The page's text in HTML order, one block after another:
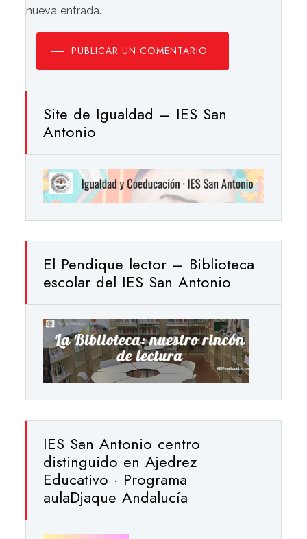
nueva entrada.
PUBLICAR UN COMENTARIO
Site de Igualdad – IES San
Antonio
El Pendique lector – Biblioteca
escolar del IES San Antonio
IES San Antonio centro
distinguido en Ajedrez
Educativo · Programa
aulaDjaque Andalucía